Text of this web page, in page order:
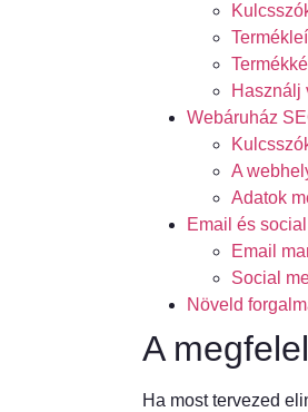
Használj
Webáruház
A
Adatok
Email és
Email
Social
Növeld
A
Ha most tervezed